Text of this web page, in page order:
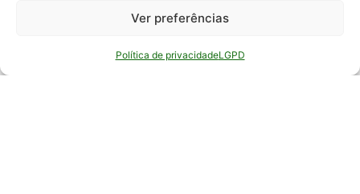
Ver preferências
Política de privacidadeLGPD
Serviço de
ao Cidadão